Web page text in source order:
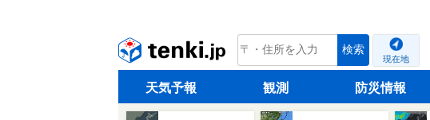
tenki.jp 検索
現在地
天気予報 観測 防災情報